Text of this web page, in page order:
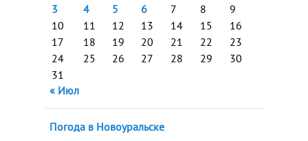
3
4 5 6 7 8
9
10
11 12 13 14 15
16
17
18 19 20 21 22
23
24
25 26 27 28 29
30
31
« Июл
Погода в Новоуральске